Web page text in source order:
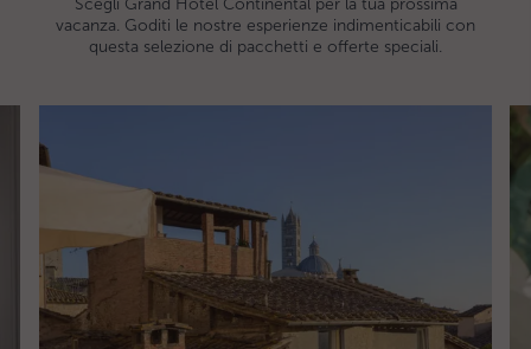
Scegli Grand Hotel Continental per la tua prossima
vacanza. Goditi le nostre esperienze indimenticabili con
questa selezione di pacchetti e offerte speciali.